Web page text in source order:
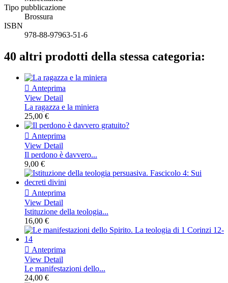
Tipo pubblicazione
Brossura
ISBN
978-88-97963-51-6
40 altri prodotti della stessa categoria:
 Anteprima
View Detail
La ragazza e la miniera
25,00 €
 Anteprima
View Detail
Il perdono è davvero...
9,00 €
 Anteprima
View Detail
Istituzione della teologia...
16,00 €
 Anteprima
View Detail
Le manifestazioni dello...
24,00 €